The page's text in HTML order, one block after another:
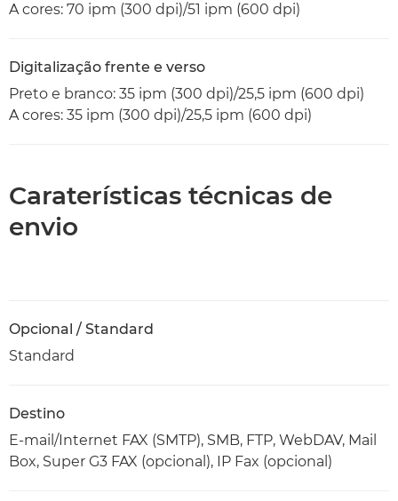
A cores: 70 ipm (300 dpi)/51 ipm (600 dpi)
Digitalização frente e verso
Preto e branco: 35 ipm (300 dpi)/25,5 ipm (600 dpi)
A cores: 35 ipm (300 dpi)/25,5 ipm (600 dpi)
Caraterísticas técnicas de
envio
Opcional / Standard
Standard
Destino
E-mail/Internet FAX (SMTP), SMB, FTP, WebDAV, Mail
Box, Super G3 FAX (opcional), IP Fax (opcional)